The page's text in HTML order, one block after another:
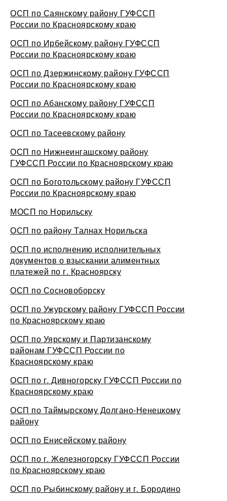
ОСП по Саянскому району ГУФССП
России по Красноярскому краю
ОСП по Ирбейскому району ГУФССП
России по Красноярскому краю
ОСП по Дзержинскому району ГУФССП
России по Красноярскому краю
ОСП по Абанскому району ГУФССП
России по Красноярскому краю
ОСП по Тасеевскому району
ОСП по Нижнеингашскому району
ГУФССП России по Красноярскому краю
ОСП по Боготольскому району ГУФССП
России по Красноярскому краю
МОСП по Норильску
ОСП по району Талнах Норильска
ОСП по исполнению исполнительных
документов о взыскании алиментных
платежей по г. Красноярску
ОСП по Сосновоборску
ОСП по Ужурскому району ГУФССП России
по Красноярскому краю
ОСП по Уярскому и Партизанскому
районам ГУФССП России по
Красноярскому краю
ОСП по г. Дивногорску ГУФССП России по
Красноярскому краю
ОСП по Таймырскому Долгано-Ненецкому
району
ОСП по Енисейскому району
ОСП по г. Железногорску ГУФССП России
по Красноярскому краю
ОСП по Рыбинскому району и г. Бородино